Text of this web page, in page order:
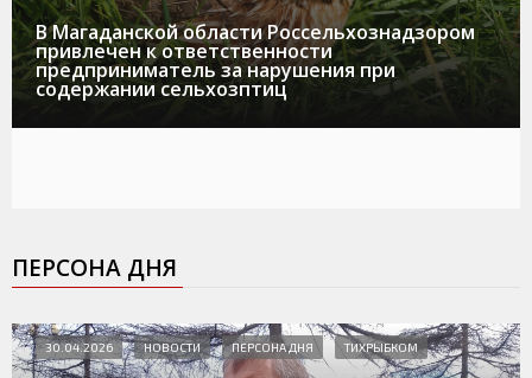
В Магаданской области Россельхознадзором
привлечен к ответственности
предприниматель за нарушения при
содержании сельхозптиц
ПЕРСОНА ДНЯ
30.04.2026 НОВОСТИ ПЕРСОНА ДНЯ ТИХРЫБКОМ